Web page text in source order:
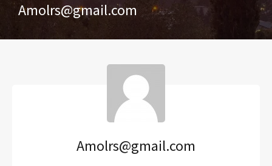
Amolrs@gmail.com
Amolrs@gmail.com